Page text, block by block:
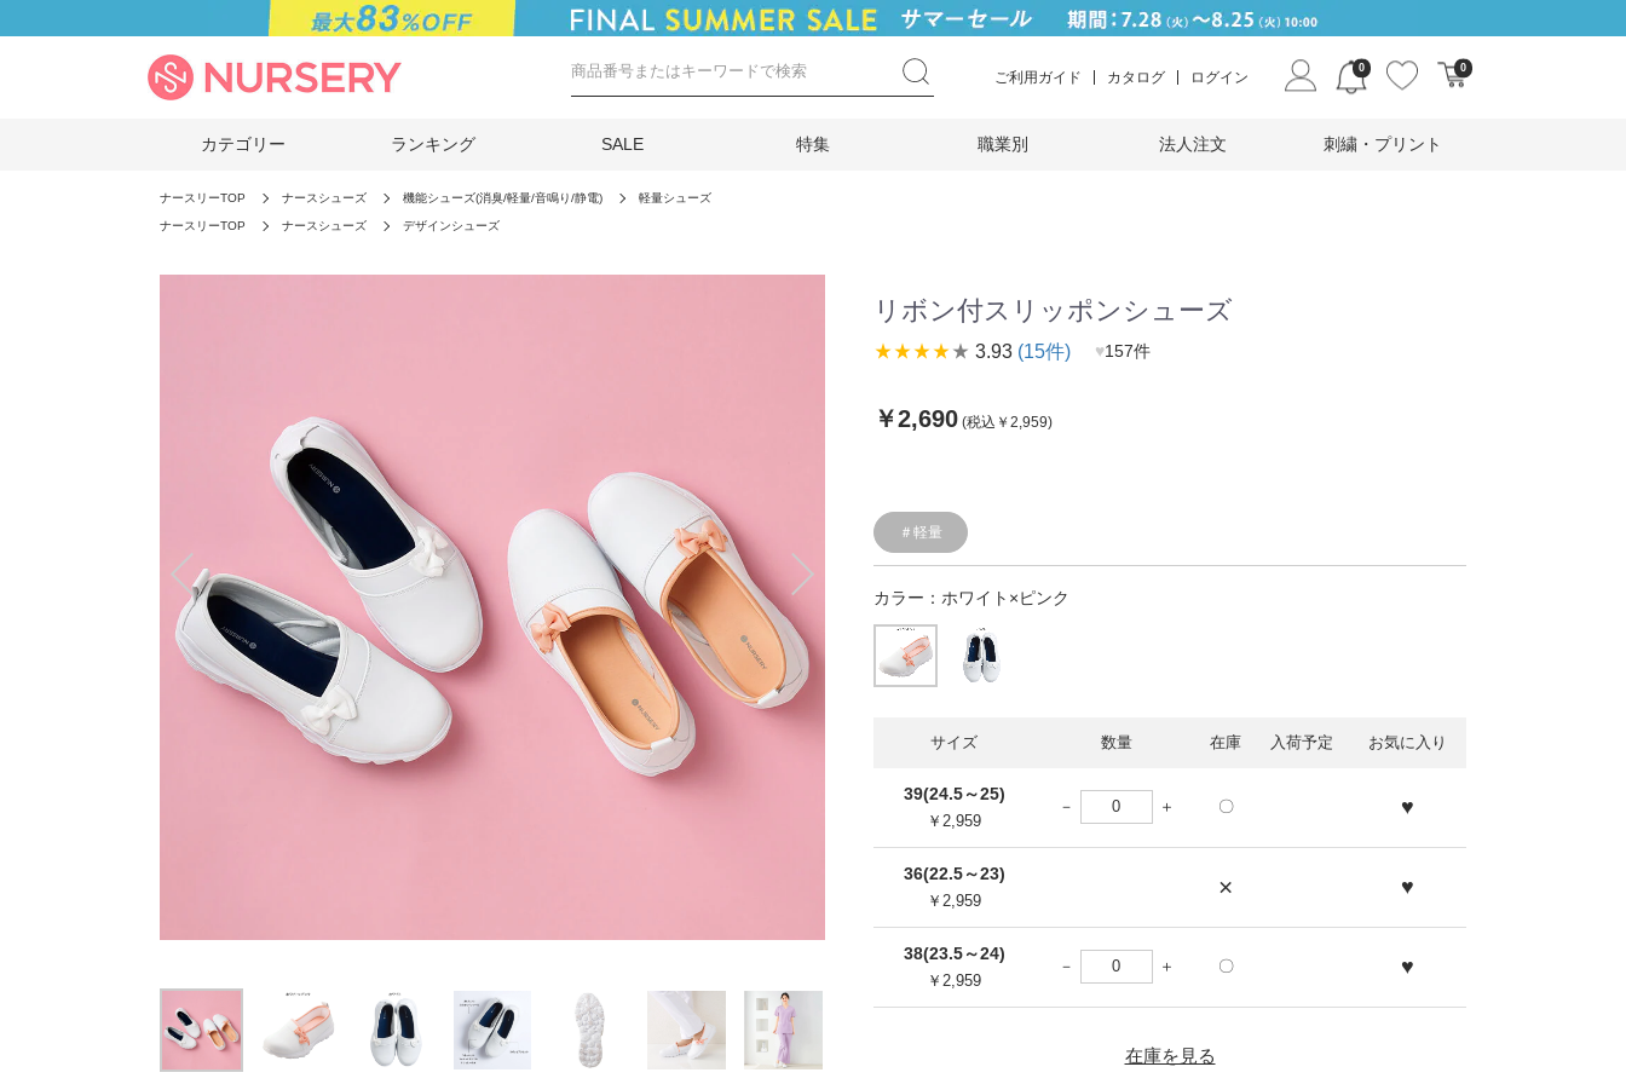
ご利用ガイド カタログ ログイン
0 0
カテゴリー ランキング SALE 特集 職業別 法人注文 刺繍・プリント
ナースリーTOP ナースシューズ 機能シューズ(消臭/軽量/音鳴り/静電) 軽量シューズ
ナースリーTOP ナースシューズ デザインシューズ
リボン付スリッポンシューズ
star_ratestar_ratestar_ratestar_ratestar_rate 3.93 (15件) ♥157件
￥2,690 (税込￥2,959)
＃軽量
カラー： ホワイト×ピンク
サイズ 数量 在庫 入荷予定 お気に入り
39(24.5～25)
￥2,959
〇 ♥
36(22.5～23)
￥2,959 × ♥
38(23.5～24)
￥2,959
〇 ♥
在庫を見る